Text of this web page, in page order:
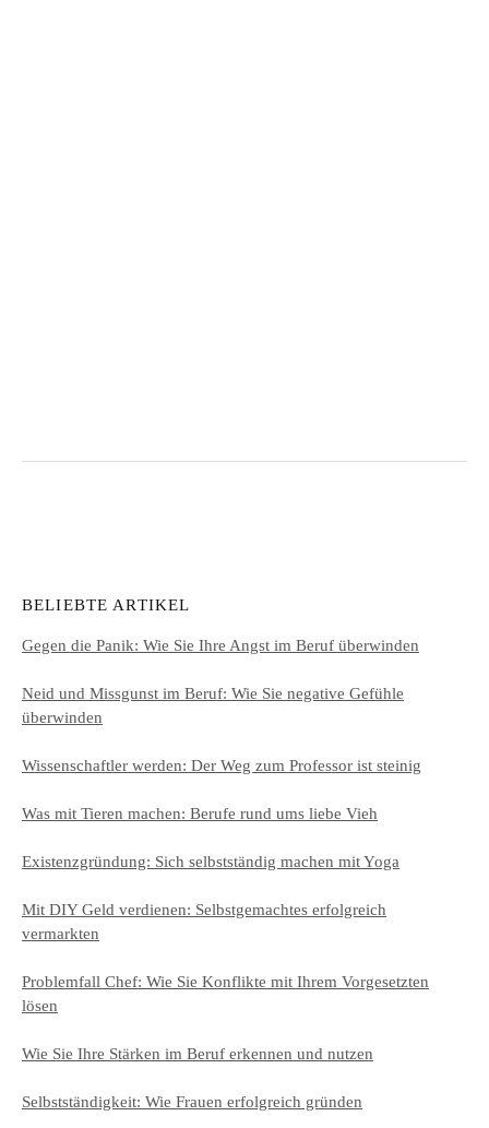
BELIEBTE ARTIKEL
Gegen die Panik: Wie Sie Ihre Angst im Beruf überwinden
Neid und Missgunst im Beruf: Wie Sie negative Gefühle
überwinden
Wissenschaftler werden: Der Weg zum Professor ist steinig
Was mit Tieren machen: Berufe rund ums liebe Vieh
Existenzgründung: Sich selbstständig machen mit Yoga
Mit DIY Geld verdienen: Selbstgemachtes erfolgreich
vermarkten
Problemfall Chef: Wie Sie Konflikte mit Ihrem Vorgesetzten
lösen
Wie Sie Ihre Stärken im Beruf erkennen und nutzen
Selbstständigkeit: Wie Frauen erfolgreich gründen